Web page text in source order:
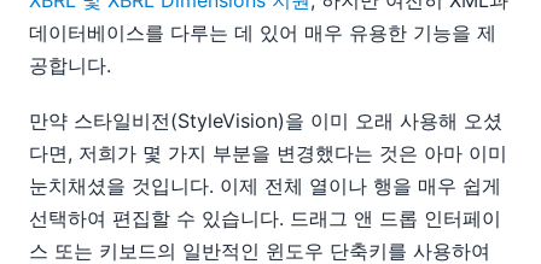
09
10
11
12
2007
데이터베이스를 다루는 데 있어 매우 유용한 기능을 제
공합니다.
만약 스타일비전(StyleVision)을 이미 오래 사용해 오셨
다면, 저희가 몇 가지 부분을 변경했다는 것은 아마 이미
눈치채셨을 것입니다. 이제 전체 열이나 행을 매우 쉽게
선택하여 편집할 수 있습니다. 드래그 앤 드롭 인터페이
스 또는 키보드의 일반적인 윈도우 단축키를 사용하여